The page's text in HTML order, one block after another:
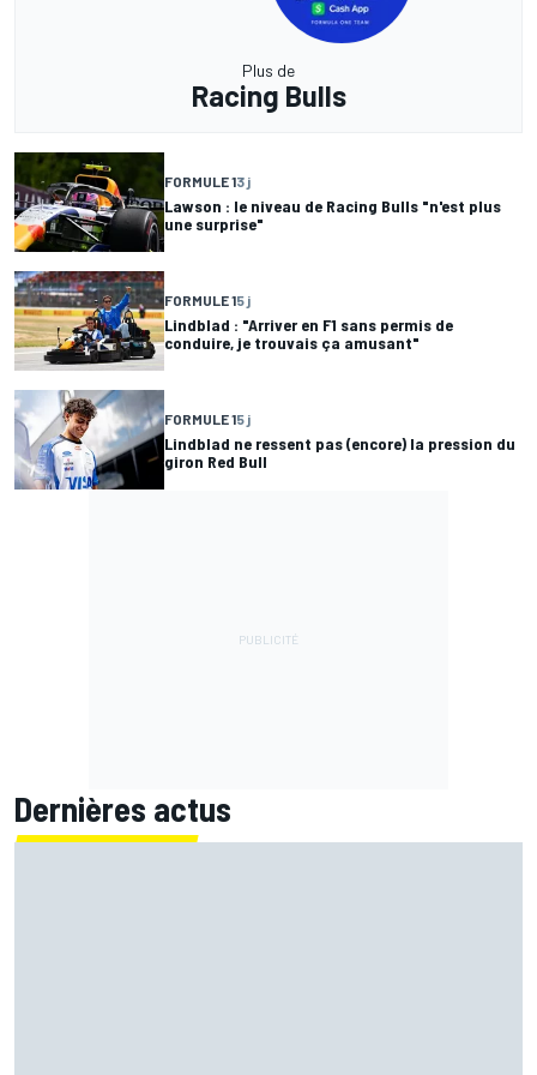
Plus de
Racing Bulls
FORMULE 13 j
Lawson : le niveau de Racing Bulls "n'est plus
une surprise"
FORMULE 15 j
Lindblad : "Arriver en F1 sans permis de
conduire, je trouvais ça amusant"
FORMULE 15 j
Lindblad ne ressent pas (encore) la pression du
giron Red Bull
Dernières actus